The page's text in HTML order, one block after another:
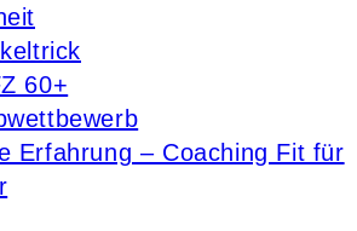
60+
Erfahrung – Coaching Fit für